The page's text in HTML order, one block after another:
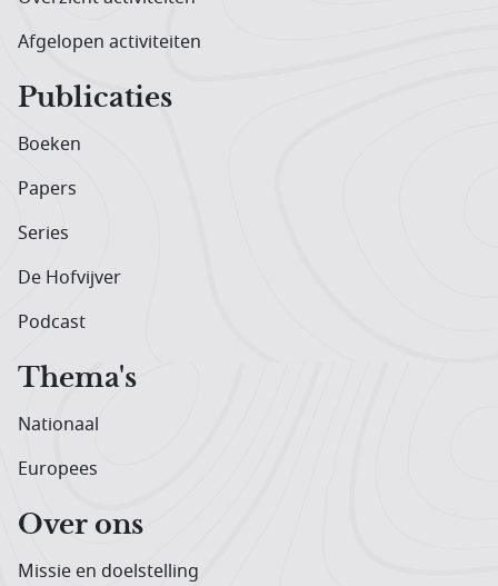
Afgelopen activiteiten
Publicaties
Boeken
Papers
Series
De Hofvijver
Podcast
Thema's
Nationaal
Europees
Over ons
Missie en doelstelling